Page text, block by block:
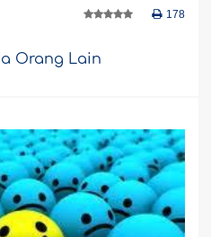
178
Orang Lain